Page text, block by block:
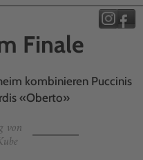
Finale
kombinieren Puccinis
«Oberto»
von